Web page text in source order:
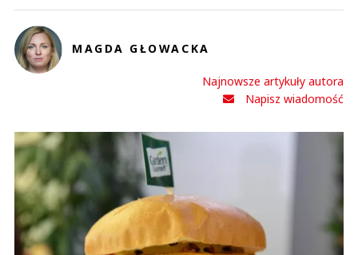
MAGDA GŁOWACKA
Najnowsze artykuły autora
Napisz wiadomość